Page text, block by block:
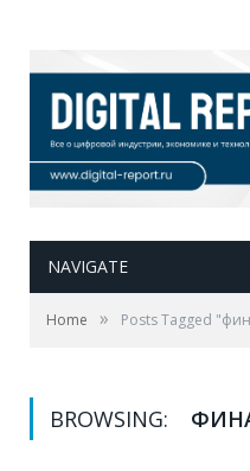
NAVIGATE
Home » Posts Tagged
BROWSING: